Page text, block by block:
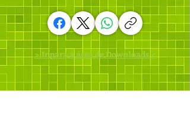
> Ir para a área de Downloads <